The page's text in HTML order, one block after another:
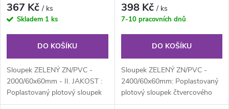
367 Kč/ ks
Skladem 1 ks
DO KOŠÍKU
Sloupek ZELENÝ ZN/PVC -
2000/60x60mm - II. JAKOST :
Poplastovaný plotový sloupek
čtvercového průřezu 60x60
398 Kč/ ks
7-10 pracovních dnů
DO KOŠÍKU
Sloupek ZELENÝ ZN/PVC -
2400/60x60mm: Poplastovaný
plotový sloupek čtvercového
průřezu 60x60 mm, výška 240